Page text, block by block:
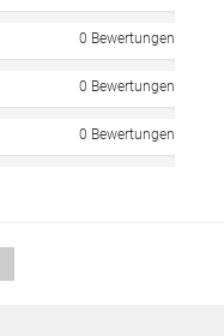
0 Bewertungen
0 Bewertungen
0 Bewertungen